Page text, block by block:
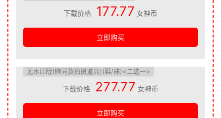
下载价格 177.77 女神币
立即购买
无水印版(赠同款拍摄道具)(鞋/袜)<二选一>
下载价格 277.77 女神币
立即购买